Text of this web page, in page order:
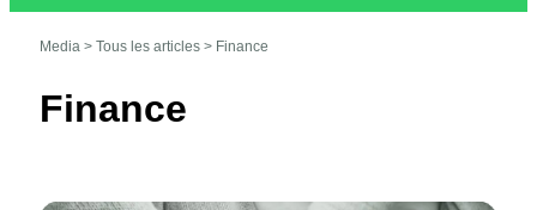
Media > Tous les articles > Finance
Finance